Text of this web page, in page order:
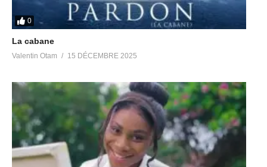
0
La cabane
Valentin Otam 15 DÉCEMBRE 2025